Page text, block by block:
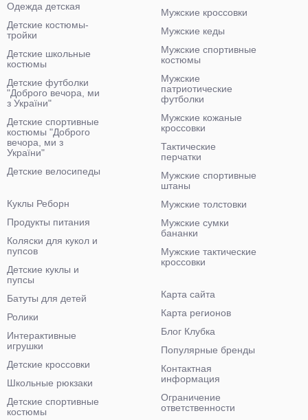
Одежда детская
Детские костюмы-
тройки
Детские школьные
костюмы
Детские футболки
"Доброго вечора, ми
з України"
Детские спортивные
костюмы "Доброго
вечора, ми з
України"
Детские велосипеды
Мужские кроссовки
Мужские кеды
Мужские спортивные
костюмы
Мужские
патриотические
футболки
Мужские кожаные
кроссовки
Тактические
перчатки
Мужские спортивные
штаны
Мужские толстовки
Мужские сумки
бананки
Мужские тактические
кроссовки
Куклы Реборн
Продукты питания
Коляски для кукол и
пупсов
Детские куклы и
пупсы
Батуты для детей
Ролики
Интерактивные
игрушки
Детские кроссовки
Школьные рюкзаки
Детские спортивные
костюмы
Карта сайта
Карта регионов
Блог Клубка
Популярные бренды
Контактная
информация
Ограничение
ответственности